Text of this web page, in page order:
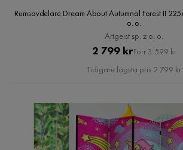
Rumsavdelare Dream About Autumnal Forest II
o. o.
Artgeist sp. z o. o.
Pris
2 799 krOriginal
Pris
Förr 3 599 kr
Tidigare lägsta pris 2 799 kr